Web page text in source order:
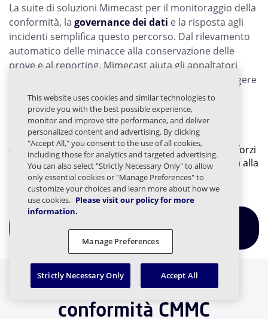
La suite di soluzioni Mimecast per il monitoraggio della
conformità, la governance dei dati e la risposta agli
incidenti semplifica questo percorso. Dal rilevamento
automatico delle minacce alla conservazione delle
prove e al reporting, Mimecast aiuta gli appaltatori
della difesa a mantenere la preparazione, a proteggere
i dati sensibili e a dimostrare la conformità con
sicurezza.
Esplori lapiattaforma di conformità e
cybersecuritydi Mimecast per semplificare i suoi sforzi
di CMMC e mantenere la sua organizzazione pronta alla
missione.
Risorse correlate sulla
conformità CMMC
This website uses cookies and similar technologies to
provide you with the best possible experience,
monitor and improve site performance, and deliver
personalized content and advertising. By clicking
"Accept All," you consent to the use of all cookies,
including those for analytics and targeted advertising.
You can also select "Strictly Necessary Only" to allow
only essential cookies or "Manage Preferences" to
customize your choices and learn more about how we
use cookies. Please visit our policy for more
information.
Manage Preferences
Strictly Necessary Only Accept All